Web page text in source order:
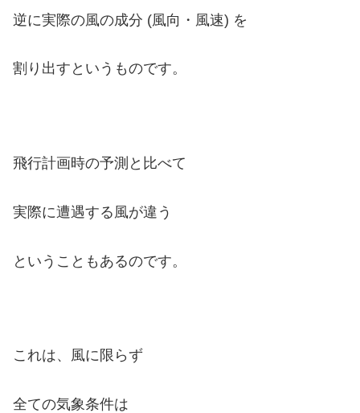
逆に実際の風の成分 (風向・風速) を
割り出すというものです。
飛行計画時の予測と比べて
実際に遭遇する風が違う
ということもあるのです。
これは、風に限らず
全ての気象条件は